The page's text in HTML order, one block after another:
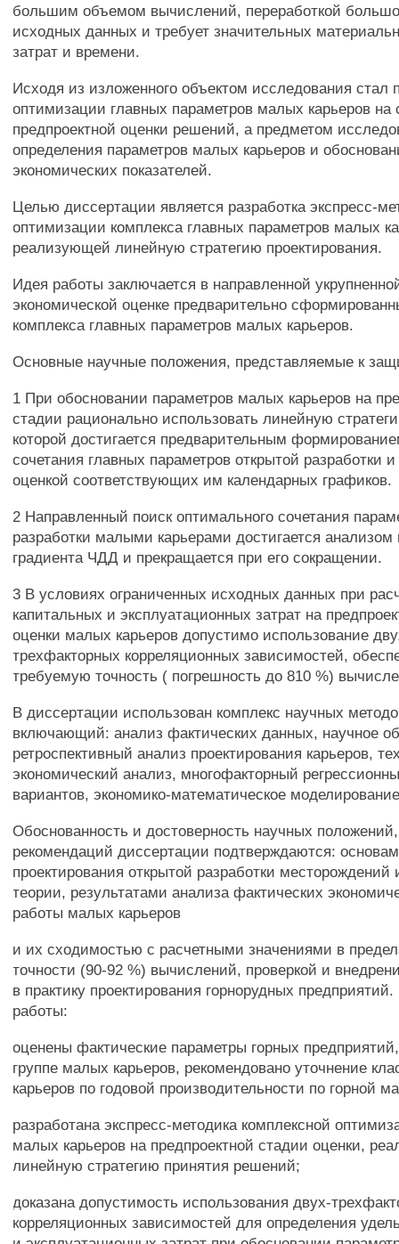
большим объемом вычислений, переработкой
исходных данных и требует значительных
затрат и времени.
Исходя из изложенного объектом исследования стал
оптимизации главных параметров малых карьеров на
предпроектной оценки решений, а предметом
определения параметров малых карьеров и
экономических показателей.
Целью диссертации является разработка экспресс-
оптимизации комплекса главных параметров малых
реализующей линейную стратегию проектирования.
Идея работы заключается в направленной
экономической оценке предварительно
комплекса главных параметров малых карьеров.
Основные научные положения, представляемые к
1 При обосновании параметров малых карьеров на
стадии рационально использовать линейную
которой достигается предварительным
сочетания главных параметров открытой разработки
оценкой соответствующих им календарных графиков.
2 Направленный поиск оптимального сочетания
разработки малыми карьерами достигается
градиента ЧДД и прекращается при его сокращении.
3 В условиях ограниченных исходных данных при
капитальных и эксплуатационных затрат на
оценки малых карьеров допустимо использование
трехфакторных корреляционных зависимостей,
требуемую точность ( погрешность до 810 %)
В диссертации использован комплекс научных
включающий: анализ фактических данных, научное
ретроспективный анализ проектирования карьеров,
экономический анализ, многофакторный
вариантов, экономико-математическое
Обоснованность и достоверность научных
рекомендаций диссертации подтверждаются:
проектирования открытой разработки месторождений
теории, результатами анализа фактических
работы малых карьеров
и их сходимостью с расчетными значениями в
точности (90-92 %) вычислений, проверкой и
в практику проектирования горнорудных
работы:
оценены фактические параметры горных
группе малых карьеров, рекомендовано уточнение
карьеров по годовой производительности по горной
разработана экспресс-методика комплексной
малых карьеров на предпроектной стадии оценки,
линейную стратегию принятия решений;
доказана допустимость использования двух-
корреляционных зависимостей для определения